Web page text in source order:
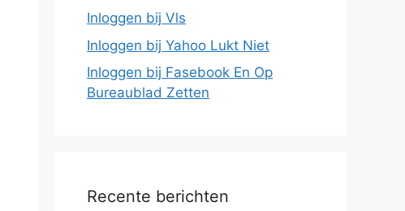
Inloggen bij Vls
Inloggen bij Yahoo Lukt Niet
Inloggen bij Fasebook En Op
Bureaublad Zetten
Recente berichten